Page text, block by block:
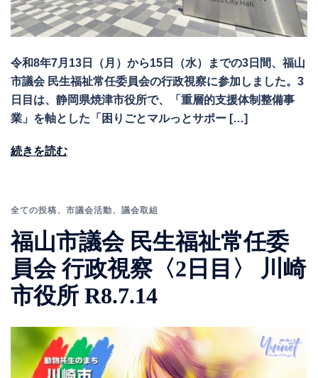
令和8年7月13日（月）から15日（水）までの3日間、福山
市議会 民生福祉常任委員会の行政視察に参加しました。3
日目は、静岡県焼津市役所で、「重層的支援体制整備事
業」を軸とした「困りごとマルっとサポー […]
続きを読む
全ての投稿、 市議会活動、 議会取組
福山市議会 民生福祉常任委
員会 行政視察〈2日目〉 川崎
市役所 R8.7.14